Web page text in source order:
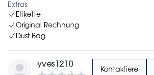
Extras
Etikette
Original Rechnung
Dust Bag
yves1210
Kontaktiere